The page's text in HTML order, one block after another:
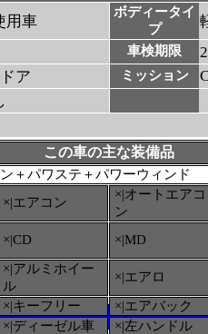
用車
ボディータイ
プ
車検期限
ア ミッション
この車の主な装備品
＋パワステ＋パワーウィンド
×|エアコン
×|オートエアコ
ン
×|CD ×|MD
×|アルミホイー
ル
×|エアロ
×|キーフリー
×|エアバック
×|ディーゼル車
×|左ハンドル